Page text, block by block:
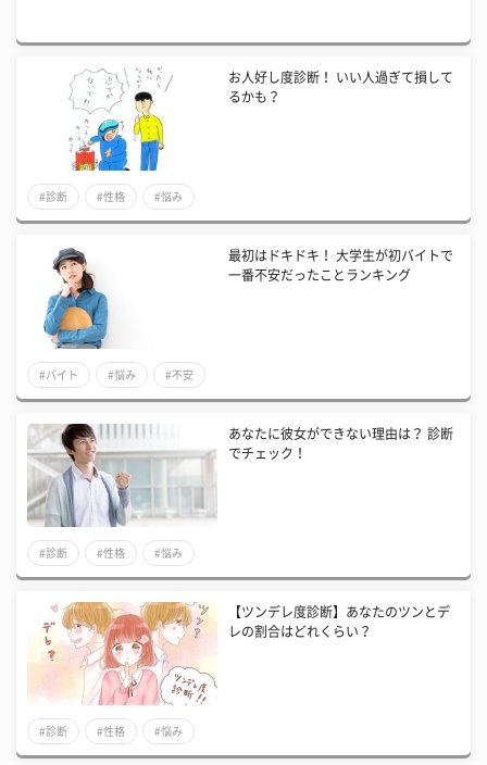
お人好し度診断！ いい人過ぎて損して
るかも？
#診断 #性格 #悩み
最初はドキドキ！ 大学生が初バイトで
一番不安だったことランキング
#バイト #悩み #不安
あなたに彼女ができない理由は？ 診断
でチェック！
#診断 #性格 #悩み
【ツンデレ度診断】あなたのツンとデ
レの割合はどれくらい？
#診断 #性格 #悩み